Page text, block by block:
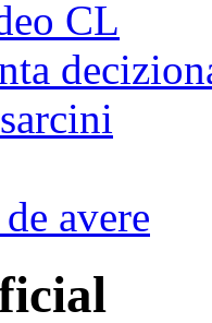
CL
avere